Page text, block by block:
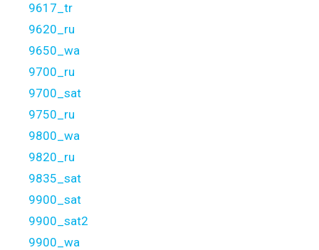
9617_tr
9620_ru
9650_wa
9700_ru
9700_sat
9750_ru
9800_wa
9820_ru
9835_sat
9900_sat
9900_sat2
9900_wa